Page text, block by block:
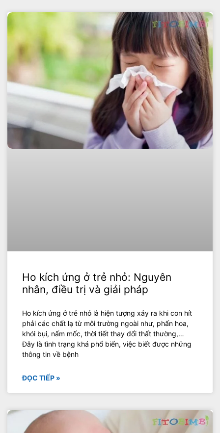
Ho kích ứng ở trẻ nhỏ: Nguyên
nhân, điều trị và giải pháp
Ho kích ứng ở trẻ nhỏ là hiện tượng xảy ra khi con hít
phải các chất lạ từ môi trường ngoài như, phấn hoa,
khói bụi, nấm mốc, thời tiết thay đổi thất thường,…
Đây là tình trạng khá phổ biến, việc biết được những
thông tin về bệnh
ĐỌC TIẾP »